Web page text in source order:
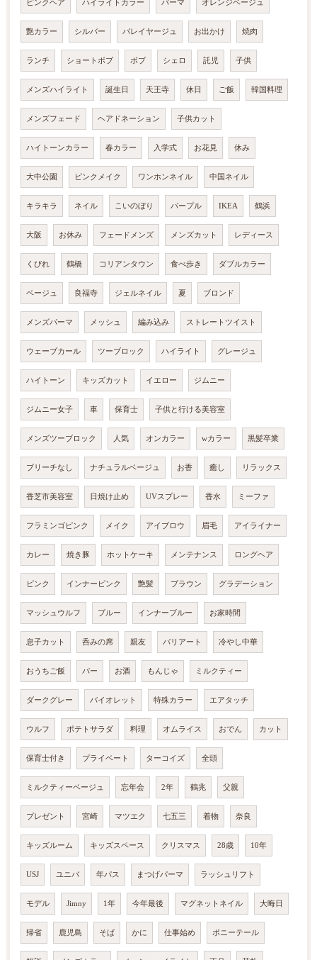
ピンクヘア ハイライトカラー パーマ オレンジベージュ
艶カラー シルバー バレイヤージュ お出かけ 焼肉
ランチ ショートボブ ボブ シェロ 託児 子供
メンズハイライト 誕生日 天王寺 休日 ご飯 韓国料理
メンズフェード ヘアドネーション 子供カット
ハイトーンカラー 春カラー 入学式 お花見 休み
大中公園 ピンクメイク ワンホンネイル 中国ネイル
キラキラ ネイル こいのぼり パープル IKEA 鶴浜
大阪 お休み フェードメンズ メンズカット レディース
くびれ 鶴橋 コリアンタウン 食べ歩き ダブルカラー
ベージュ 良福寺 ジェルネイル 夏 ブロンド
メンズパーマ メッシュ 編み込み ストレートツイスト
ウェーブカール ツーブロック ハイライト グレージュ
ハイトーン キッズカット イエロー ジムニー
ジムニー女子 車 保育士 子供と行ける美容室
メンズツーブロック 人気 オンカラー wカラー 黒髪卒業
ブリーチなし ナチュラルベージュ お香 癒し リラックス
香芝市美容室 日焼け止め UVスプレー 香水 ミーファ
フラミンゴピンク メイク アイブロウ 眉毛 アイライナー
カレー 焼き豚 ホットケーキ メンテナンス ロングヘア
ピンク インナーピンク 艶髪 ブラウン グラデーション
マッシュウルフ ブルー インナーブルー お家時間
息子カット 呑みの席 親友 バリアート 冷やし中華
おうちご飯 バー お酒 もんじゃ ミルクティー
ダークグレー バイオレット 特殊カラー エアタッチ
ウルフ ポテトサラダ 料理 オムライス おでん カット
保育士付き プライベート ターコイズ 全頭
ミルクティーベージュ 忘年会 2年 鶴兆 父親
プレゼント 宮崎 マツエク 七五三 着物 奈良
キッズルーム キッズスペース クリスマス 28歳 10年
USJ ユニバ 年パス まつげパーマ ラッシュリフト
モデル Jimny 1年 今年最後 マグネットネイル 大晦日
帰省 鹿児島 そば かに 仕事始め ポニーテール